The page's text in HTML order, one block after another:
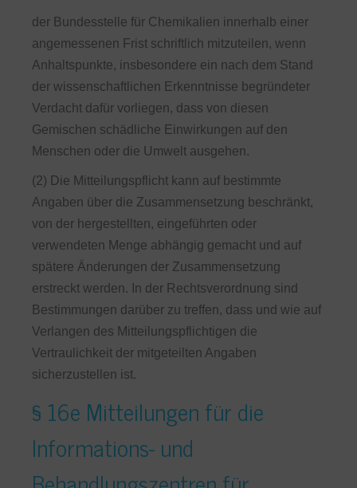
der Bundesstelle für Chemikalien innerhalb einer
angemessenen Frist schriftlich mitzuteilen, wenn
Anhaltspunkte, insbesondere ein nach dem Stand
der wissenschaftlichen Erkenntnisse begründeter
Verdacht dafür vorliegen, dass von diesen
Gemischen schädliche Einwirkungen auf den
Menschen oder die Umwelt ausgehen.
(2) Die Mitteilungspflicht kann auf bestimmte
Angaben über die Zusammensetzung beschränkt,
von der hergestellten, eingeführten oder
verwendeten Menge abhängig gemacht und auf
spätere Änderungen der Zusammensetzung
erstreckt werden. In der Rechtsverordnung sind
Bestimmungen darüber zu treffen, dass und wie auf
Verlangen des Mitteilungspflichtigen die
Vertraulichkeit der mitgeteilten Angaben
sicherzustellen ist.
§ 16e Mitteilungen für die
Informations- und